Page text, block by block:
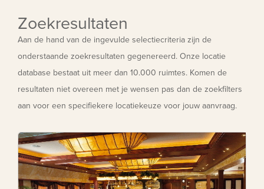
Zoekresultaten
Aan de hand van de ingevulde selectiecriteria zijn de
onderstaande zoekresultaten gegenereerd. Onze locatie
database bestaat uit meer dan 10.000 ruimtes. Komen de
resultaten niet overeen met je wensen pas dan de zoekfilters
aan voor een specifiekere locatiekeuze voor jouw aanvraag.